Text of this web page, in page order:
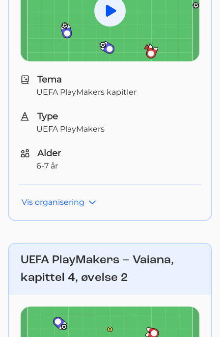
Spill av
Tema
UEFA PlayMakers kapitler
Type
UEFA PlayMakers
Alder
6-7 år
Vis organisering
UEFA PlayMakers – Vaiana,
kapittel 4, øvelse 2